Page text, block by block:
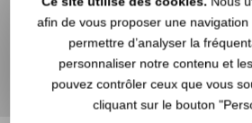
afin de vous proposer une
permettre d’analyser la
personnaliser notre contenu et
pouvez contrôler ceux que vous
cliquant sur le bouton